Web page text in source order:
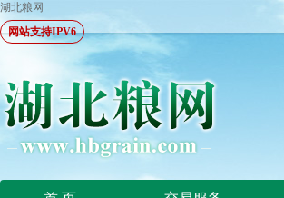
湖北粮网
网站支持IPV6